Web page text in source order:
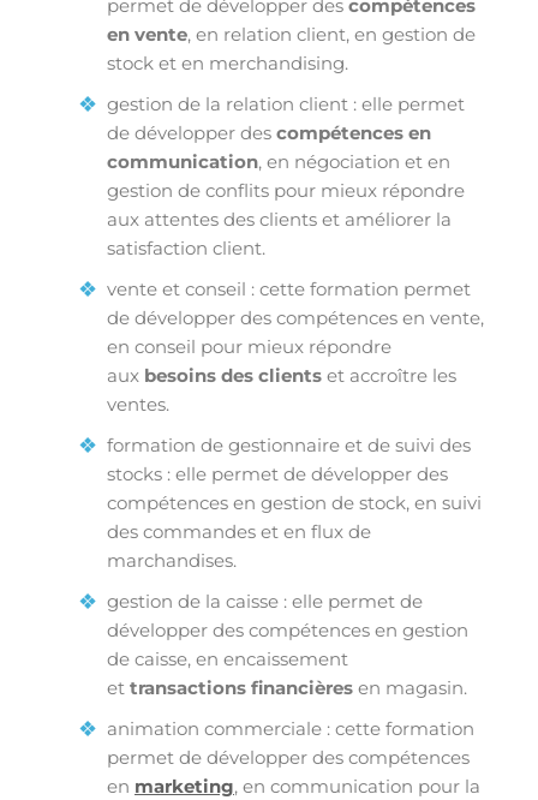
permet de développer des compétences
en vente, en relation client, en gestion de
stock et en merchandising.
gestion de la relation client : elle permet
de développer des compétences en
communication, en négociation et en
gestion de conflits pour mieux répondre
aux attentes des clients et améliorer la
satisfaction client.
vente et conseil : cette formation permet
de développer des compétences en vente,
en conseil pour mieux répondre
aux besoins des clients et accroître les
ventes.
formation de gestionnaire et de suivi des
stocks : elle permet de développer des
compétences en gestion de stock, en suivi
des commandes et en flux de
marchandises.
gestion de la caisse : elle permet de
développer des compétences en gestion
de caisse, en encaissement
et transactions financières en magasin.
animation commerciale : cette formation
permet de développer des compétences
en marketing, en communication pour la